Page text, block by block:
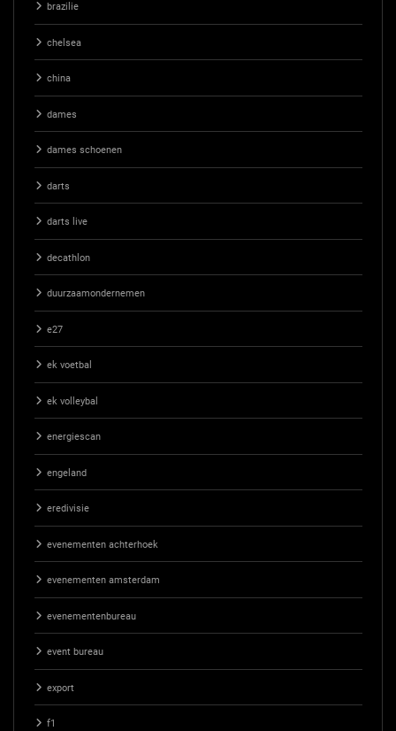
brazilie
chelsea
china
dames
dames schoenen
darts
darts live
decathlon
duurzaamondernemen
e27
ek voetbal
ek volleybal
energiescan
engeland
eredivisie
evenementen achterhoek
evenementen amsterdam
evenementenbureau
event bureau
export
f1